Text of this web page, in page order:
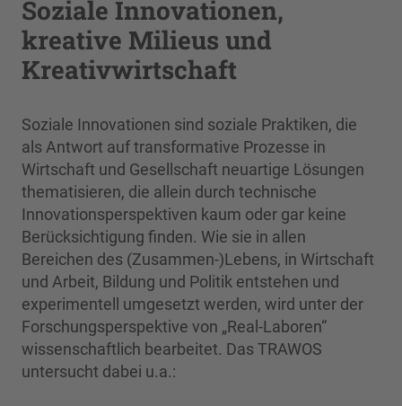
Soziale Innovationen,
kreative Milieus und
Kreativwirtschaft
Soziale Innovationen sind soziale Praktiken, die
als Antwort auf transformative Prozesse in
Wirtschaft und Gesellschaft neuartige Lösungen
thematisieren, die allein durch technische
Innovationsperspektiven kaum oder gar keine
Berücksichtigung finden. Wie sie in allen
Bereichen des (Zusammen-)Lebens, in Wirtschaft
und Arbeit, Bildung und Politik entstehen und
experimentell umgesetzt werden, wird unter der
Forschungsperspektive von „Real-Laboren“
wissenschaftlich bearbeitet. Das TRAWOS
untersucht dabei u.a.: